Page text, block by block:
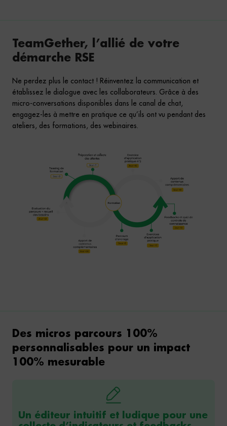
TeamGether, l’allié de votre
démarche RSE
Ne perdez plus le contact ! Réinventez la communication et
établissez le dialogue avec les collaborateurs. Grâce à des
micro-conversations disponibles dans le canal de chat,
engagez-les à mettre en pratique ce qu’ils ont vu pendant des
ateliers, des formations, des webinaires.
Des micros parcours 100%
personnalisables pour un impact
100% mesurable
Un éditeur intuitif et ludique pour une